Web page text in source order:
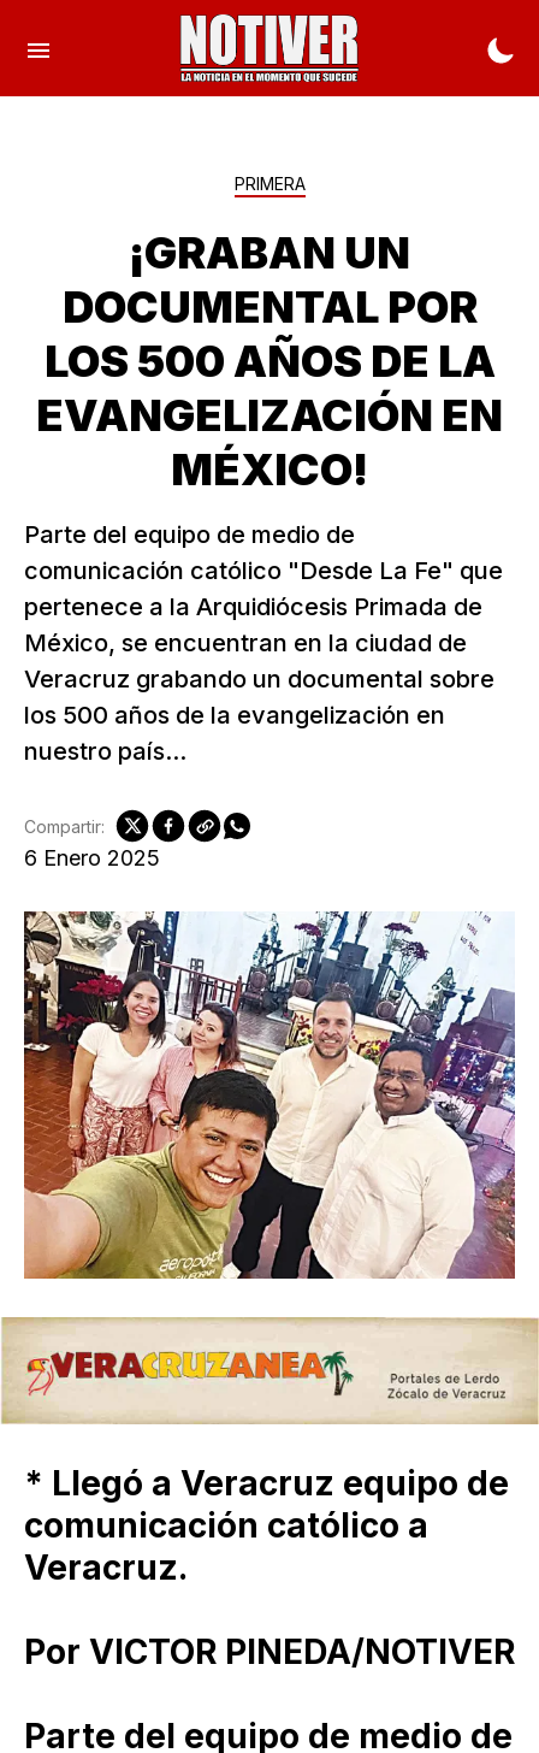
PRIMERA
¡GRABAN UN
DOCUMENTAL POR
LOS 500 AÑOS DE LA
EVANGELIZACIÓN EN
MÉXICO!
Parte del equipo de medio de
comunicación católico "Desde La Fe" que
pertenece a la Arquidiócesis Primada de
México, se encuentran en la ciudad de
Veracruz grabando un documental sobre
los 500 años de la evangelización en
nuestro país...
6 Enero 2025
Compartir:
* Llegó a Veracruz equipo de
comunicación católico a
Veracruz.
Por VICTOR PINEDA/NOTIVER
Parte del equipo de medio de